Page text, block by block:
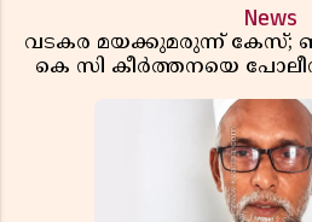
News
വടകര മയക്കുമരുന്ന് കേസ്;
കെ സി കീർത്തനയെ